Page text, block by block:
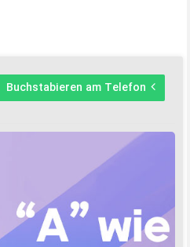
Buchstabieren am Telefon